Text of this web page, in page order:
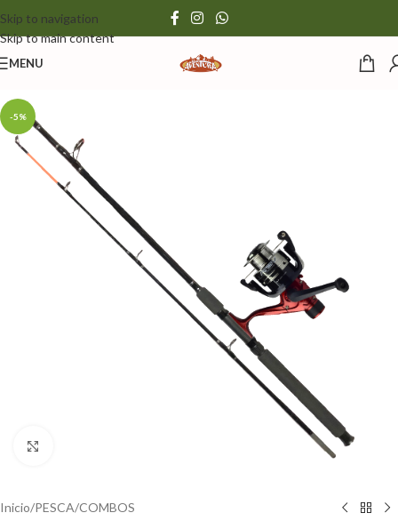
Skip to navigation
Skip to main content
MENU
-5%
Inicio/PESCA/COMBOS